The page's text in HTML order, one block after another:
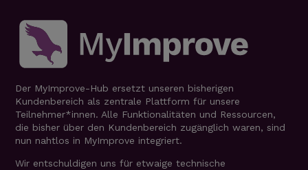
Der MyImprove-Hub ersetzt unseren bisherigen
Kundenbereich als zentrale Plattform für unsere
Teilnehmer*innen. Alle Funktionalitäten und Ressourcen,
die bisher über den Kundenbereich zugänglich waren, sind
nun nahtlos in MyImprove integriert.
Wir entschuldigen uns für etwaige technische